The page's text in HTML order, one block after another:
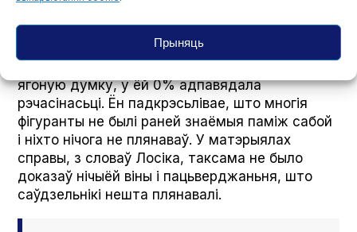
Прыняць
ягоную думку, у ёй 0% адпавядала
рэчасінасьці. Ён падкрэсьлівае, што многія
фігуранты не былі раней знаёмыя паміж сабой
і ніхто нічога не плянаваў. У матэрыялах
справы, з словаў Лосіка, таксама не было
доказаў нічыёй віны і пацьверджаньня, што
саўдзельнікі нешта плянавалі.